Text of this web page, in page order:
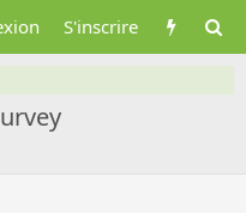
S'inscrire